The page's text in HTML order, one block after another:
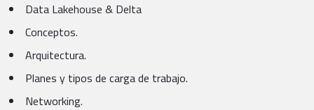
Data Lakehouse & Delta
Conceptos.
Arquitectura.
Planes y tipos de carga de trabajo.
Networking.